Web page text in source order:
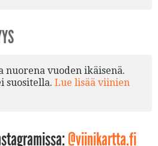
nuorena vuoden ikäisenä.
suositella. Lue lisää viinien
@viinikartta.fi